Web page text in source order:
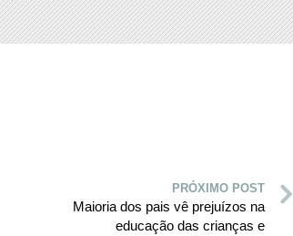
PRÓXIMO POST
Maioria dos pais vê prejuízos na
educação das crianças e